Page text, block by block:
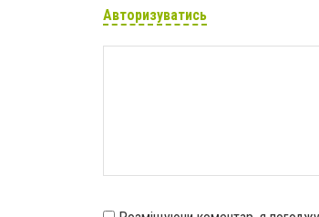
Авторизуватись